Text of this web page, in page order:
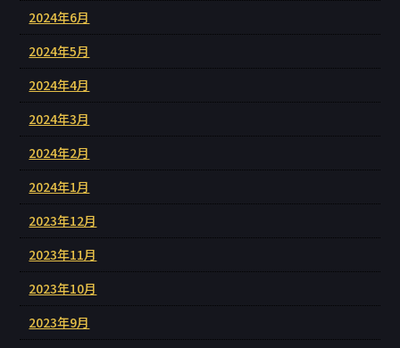
2024年6月
2024年5月
2024年4月
2024年3月
2024年2月
2024年1月
2023年12月
2023年11月
2023年10月
2023年9月